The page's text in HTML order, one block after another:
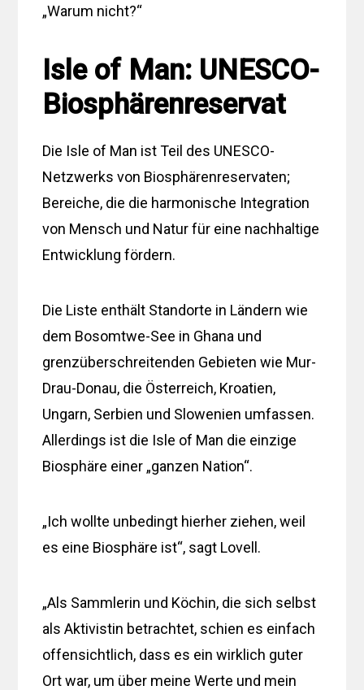
„Warum nicht?“
Isle of Man: UNESCO-
Biosphärenreservat
Die Isle of Man ist Teil des UNESCO-
Netzwerks von Biosphärenreservaten;
Bereiche, die die harmonische Integration
von Mensch und Natur für eine nachhaltige
Entwicklung fördern.
Die Liste enthält Standorte in Ländern wie
dem Bosomtwe-See in Ghana und
grenzüberschreitenden Gebieten wie Mur-
Drau-Donau, die Österreich, Kroatien,
Ungarn, Serbien und Slowenien umfassen.
Allerdings ist die Isle of Man die einzige
Biosphäre einer „ganzen Nation“.
„Ich wollte unbedingt hierher ziehen, weil
es eine Biosphäre ist“, sagt Lovell.
„Als Sammlerin und Köchin, die sich selbst
als Aktivistin betrachtet, schien es einfach
offensichtlich, dass es ein wirklich guter
Ort war, um über meine Werte und mein